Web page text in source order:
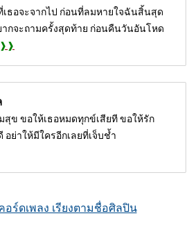
ธอจะจากไป ก่อนที่ลมหายใจฉันสิ้นสุด
กจะถามครั้งสุดท้าย ก่อนคืนวันอันโหด
สุข ขอให้เธอหมดทุกข์เสียที ขอให้รัก
อย่าให้มีใครอีกเลยที่เจ็บช้ำ
อร์ดเพลง เรียงตามชื่อศิลปิน